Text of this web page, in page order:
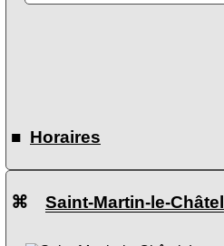
■ Horaires
⌘ Saint-Martin-le-Châtel